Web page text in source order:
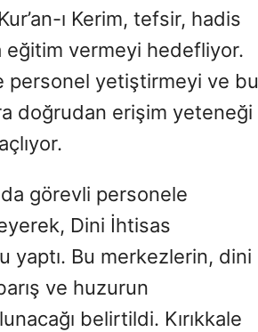
ı Kerim, tefsir, hadis
eğitim vermeyi hedefliyor.
personel yetiştirmeyi ve bu
doğrudan erişim yeteneği
görevli personele
Dini İhtisas
yaptı. Bu merkezlerin, dini
ve huzurun
belirtildi. Kırıkkale